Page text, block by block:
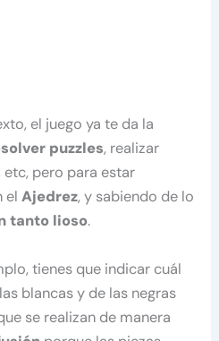
el juego ya te da la
puzzles, realizar
etc, pero para estar
elAjedrez, y sabiendo de lo
tanto lioso.
tienes que indicar cuál
blancas y de las negras
se realizan de manera